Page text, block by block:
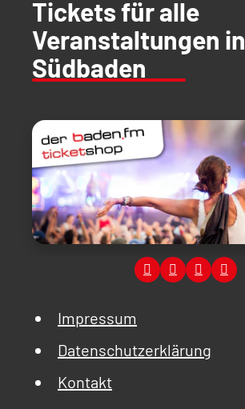
Tickets für alle
Veranstaltungen in
Südbaden
Impressum
Datenschutzerklärung
Kontakt